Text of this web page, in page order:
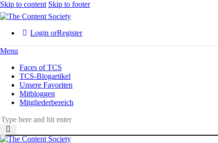
Skip to content Skip to footer
Login orRegister
Menu
Faces of TCS
TCS-Blogartikel
Unsere Favoriten
Mitbloggen
Mitgliederbereich